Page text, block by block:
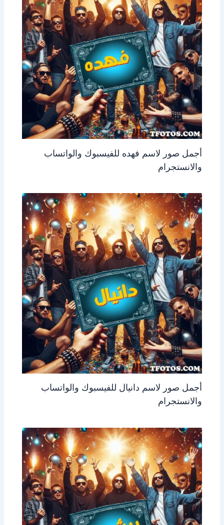
أجمل صور لاسم فهده للفيسبوك والواتساب
والانستجرام
أجمل صور لاسم دانيال للفيسبوك والواتساب
والانستجرام